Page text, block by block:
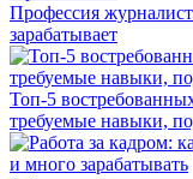
Профессия
зарабатывает
Топ-5
требуемые навыки,